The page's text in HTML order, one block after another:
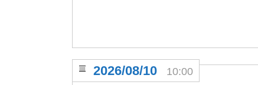
2026/08/10 10:00